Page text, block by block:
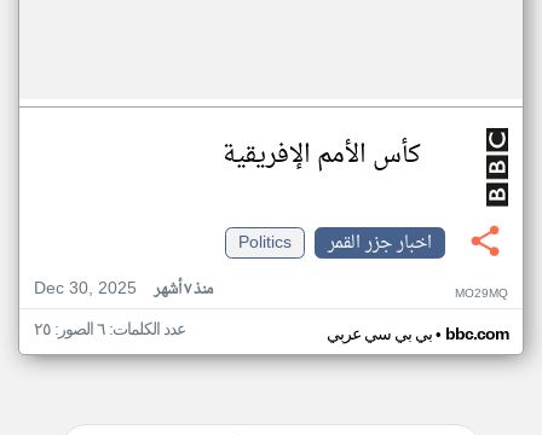
كأس الأمم الإفريقية
اخبار جزر القمر
Politics
Dec 30, 2025
منذ ٧ أشهر MO29MQ
بي بي سي عربي• bbc.com عدد الكلمات: ٦ الصور: ٢٥